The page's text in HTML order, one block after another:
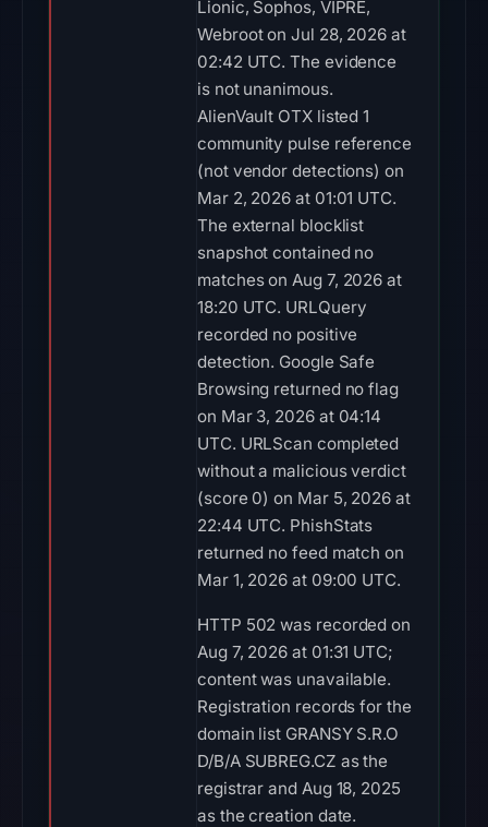
Lionic, Sophos, VIPRE,
Webroot on Jul 28, 2026 at
02:42 UTC. The evidence
is not unanimous.
AlienVault OTX listed 1
community pulse reference
(not vendor detections) on
Mar 2, 2026 at 01:01 UTC.
The external blocklist
snapshot contained no
matches on Aug 7, 2026 at
18:20 UTC. URLQuery
recorded no positive
detection. Google Safe
Browsing returned no flag
on Mar 3, 2026 at 04:14
UTC. URLScan completed
without a malicious verdict
(score 0) on Mar 5, 2026 at
22:44 UTC. PhishStats
returned no feed match on
Mar 1, 2026 at 09:00 UTC.
HTTP 502 was recorded on
Aug 7, 2026 at 01:31 UTC;
content was unavailable.
Registration records for the
domain list GRANSY S.R.O
D/B/A SUBREG.CZ as the
registrar and Aug 18, 2025
as the creation date.